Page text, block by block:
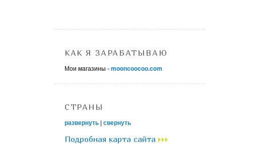
КАК Я ЗАРАБАТЫВАЮ
Мои магазины -mooncoocoo.com
СТРАНЫ
развернуть | свернуть
Подробная карта сайта